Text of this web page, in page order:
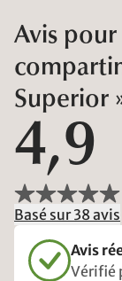
Avis
Superior
4,9
Basé sur 38 avis
Avis
Vérifié